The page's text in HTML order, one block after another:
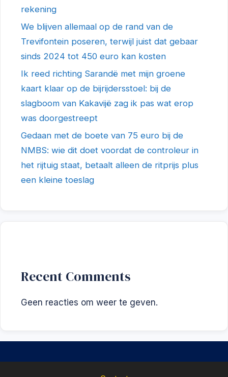
rekening
We blijven allemaal op de rand van de
Trevifontein poseren, terwijl juist dat gebaar
sinds 2024 tot 450 euro kan kosten
Ik reed richting Sarandë met mijn groene
kaart klaar op de bijrijdersstoel: bij de
slagboom van Kakavijë zag ik pas wat erop
was doorgestreept
Gedaan met de boete van 75 euro bij de
NMBS: wie dit doet voordat de controleur in
het rijtuig staat, betaalt alleen de ritprijs plus
een kleine toeslag
Recent Comments
Geen reacties om weer te geven.